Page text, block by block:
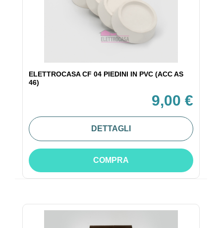
ELETTROCASA CF 04 PIEDINI IN PVC (ACC AS
46)
9,00 €
DETTAGLI
COMPRA